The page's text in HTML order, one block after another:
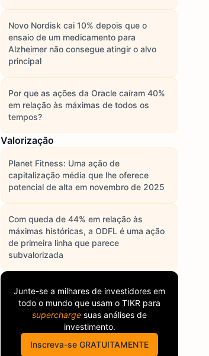
Novo Nordisk cai 10% depois que o
ensaio de um medicamento para
Alzheimer não consegue atingir o alvo
principal
Por que as ações da Oracle caíram 40%
em relação às máximas de todos os
tempos?
Valorização
Planet Fitness: Uma ação de
capitalização média que lhe oferece
potencial de alta em novembro de 2025
Com queda de 44% em relação às
máximas históricas, a ODFL é uma ação
de primeira linha que parece
subvalorizada
Junte-se a milhares de investidores em
todo o mundo que usam o TIKR para
supercharge suas análises de
investimento.
Inscreva-se GRATUITAMENTE